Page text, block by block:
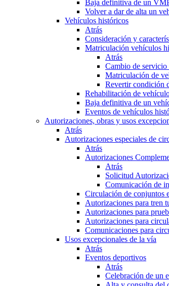
Baja definitiva de un
Volver a dar de alta un
Vehículos históricos
Atrás
Consideración y
Matriculación vehículos
Atrás
Cambio de
Matriculación de
Revertir condición
Rehabilitación de
Baja definitiva de un
Eventos de vehículos
Autorizaciones, obras y usos
Atrás
Autorizaciones especiales de
Atrás
Autorizaciones
Atrás
Solicitud
Comunicación de
Circulación de conjuntos
Autorizaciones para tren
Autorizaciones para
Autorizaciones para
Comunicaciones para
Usos excepcionales de la vía
Atrás
Eventos deportivos
Atrás
Celebración de un